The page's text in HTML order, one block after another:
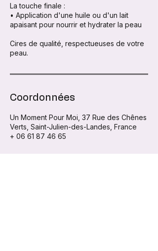
La touche finale :
• Application d'une huile ou d'un lait
apaisant pour nourrir et hydrater la peau
Cires de qualité, respectueuses de votre
peau.
Coordonnées
Un Moment Pour Moi, 37 Rue des Chênes
Verts, Saint-Julien-des-Landes, France
+ 06 61 87 46 65